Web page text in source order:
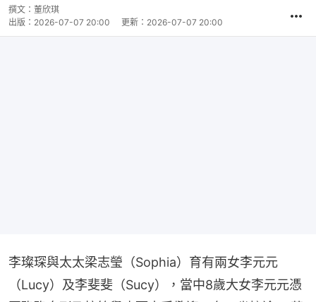
撰文： 董欣琪
出版： 2026-07-07 20:00 更新： 2026-07-07 20:00
李璨琛與太太梁志瑩（Sophia）育有兩女李元元
（Lucy）及李斐斐（Sucy），當中8歲大女李元元憑